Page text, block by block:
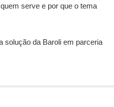
serve e por que o tema
solução da Baroli em parceria